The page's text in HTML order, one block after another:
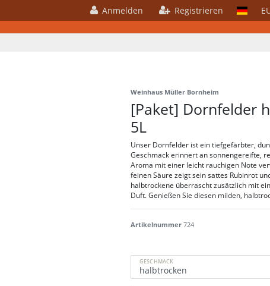
Anmelden Registrieren
Weinhaus Müller Bornheim
[Paket] Dornfelder
5L
Unser Dornfelder ist ein tiefgefärbter,
Geschmack erinnert an sonnengereifte,
Aroma mit einer leicht rauchigen Note
feinen Säure zeigt sein sattes Rubinrot
halbtrockene überrascht zusätzlich mit
Duft. Genießen Sie diesen milden,
Artikelnummer724
GESCHMACK